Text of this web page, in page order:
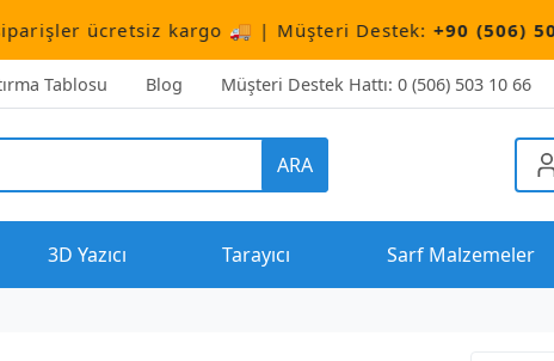
kargo 🚚 | Müşteri Destek:+90 (506) 503 10 66
Tablosu Blog Müşteri Destek Hattı: 0 (506) 503 10 66
ARA
3D Yazıcı Tarayıcı Sarf Malzemeler